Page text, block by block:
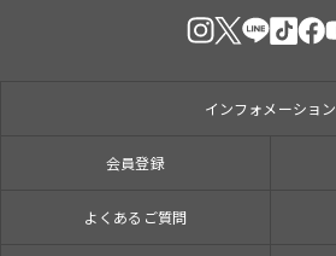
インフォメーション
会員登録
よくあるご質問